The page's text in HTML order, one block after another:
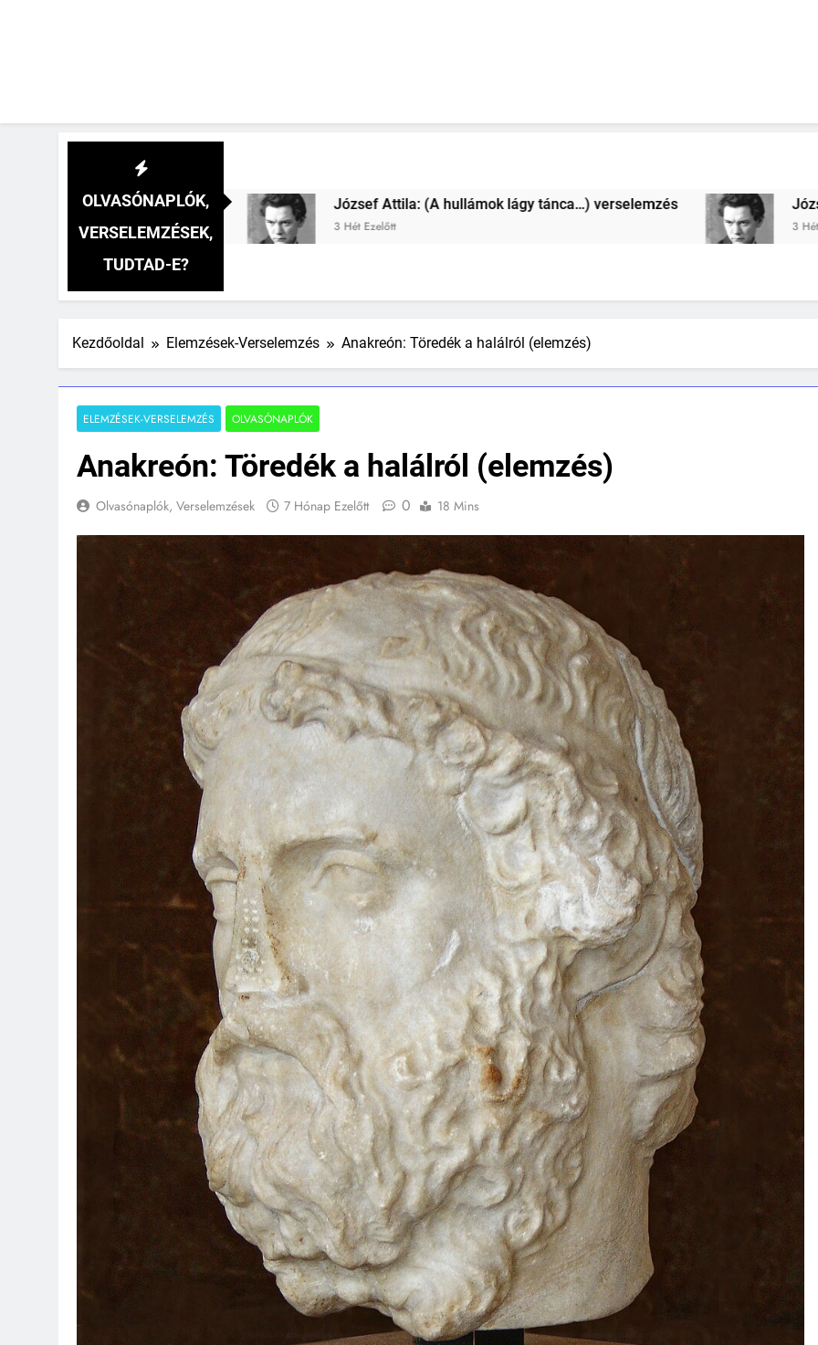
OLVASÓNAPLÓK,
VERSELEMZÉSEK,
TUDTAD-E?
József Attila: (A hullámok lágy tánca…) verselemzés
3 Hét Ezelőtt
József Attila: (A harisnyája
Kezdőoldal Elemzések-Verselemzés Anakreón: Töredék a halálról (elemzés)
ELEMZÉSEK-VERSELEMZÉS OLVASÓNAPLÓK
Anakreón: Töredék a halálról (elemzés)
Olvasónaplók, Verselemzések 7 Hónap Ezelőtt 0 18 Mins